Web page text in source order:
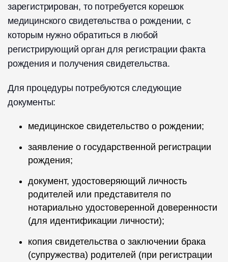
зарегистрирован, то потребуется корешок
медицинского свидетельства о рождении, с
которым нужно обратиться в любой
регистрирующий орган для регистрации факта
рождения и получения свидетельства.
Для процедуры потребуются следующие
документы:
медицинское свидетельство о рождении;
заявление о государственной регистрации
рождения;
документ, удостоверяющий личность
родителей или представителя по
нотариально удостоверенной доверенности
(для идентификации личности);
копия свидетельства о заключении брака
(супружества) родителей (при регистрации